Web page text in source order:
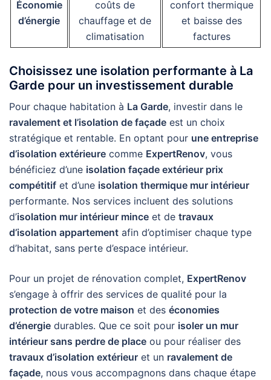
Économie
d’énergie
coûts de
chauffage et de
climatisation
confort thermique
et baisse des
factures
Choisissez une isolation performante à La
Garde pour un investissement durable
Pour chaque habitation à La Garde, investir dans le
ravalement et l’isolation de façade est un choix
stratégique et rentable. En optant pour une entreprise
d’isolation extérieure comme ExpertRenov, vous
bénéficiez d’une isolation façade extérieur prix
compétitif et d’une isolation thermique mur intérieur
performante. Nos services incluent des solutions
d’isolation mur intérieur mince et de travaux
d’isolation appartement afin d’optimiser chaque type
d’habitat, sans perte d’espace intérieur.
Pour un projet de rénovation complet, ExpertRenov
s’engage à offrir des services de qualité pour la
protection de votre maison et des économies
d’énergie durables. Que ce soit pour isoler un mur
intérieur sans perdre de place ou pour réaliser des
travaux d’isolation extérieur et un ravalement de
façade, nous vous accompagnons dans chaque étape